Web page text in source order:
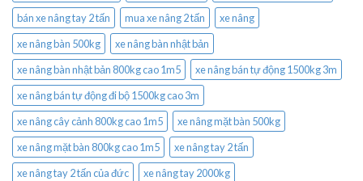
bán xe nâng tay 2 tấn
mua xe nâng 2 tấn
xe nâng
xe nâng bàn 500kg
xe nâng bàn nhật bản
xe nâng bàn nhật bản 800kg cao 1m5
xe nâng bán tự động 1500kg 3m
xe nâng bán tự động đi bộ 1500kg cao 3m
xe nâng cây cảnh 800kg cao 1m5
xe nâng mặt bàn 500kg
xe nâng mặt bàn 800kg cao 1m5
xe nâng tay 2 tấn
xe nâng tay 2 tấn của đức
xe nâng tay 2000kg